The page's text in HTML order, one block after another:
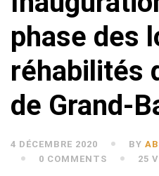
phase des
réhabilités
de Grand-
4 DÉCEMBRE 2020 BY
0 COMMENTS
25